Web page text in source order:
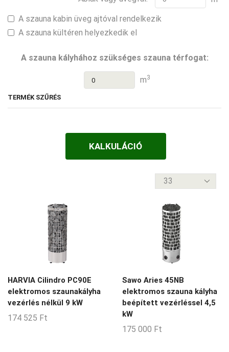
A szauna kabin üveg ajtóval rendelkezik
A szauna kültéren helyezkedik el
A szauna kályhához szükséges szauna térfogat:
m3
TERMÉK SZŰRÉS
VEZÉRLÉS NÉLKÜL
10-20-m3
11-12-m3
11-15-m3
13-14-m3
13-23-m3
KALKULÁCIÓ
termék
HARVIA Cilindro PC90E
elektromos szaunakályha
vezérlés nélkül 9 kW
174 525 Ft
Sawo Aries 45NB
elektromos szauna kályha
beépített vezérléssel 4,5
kW
175 000 Ft